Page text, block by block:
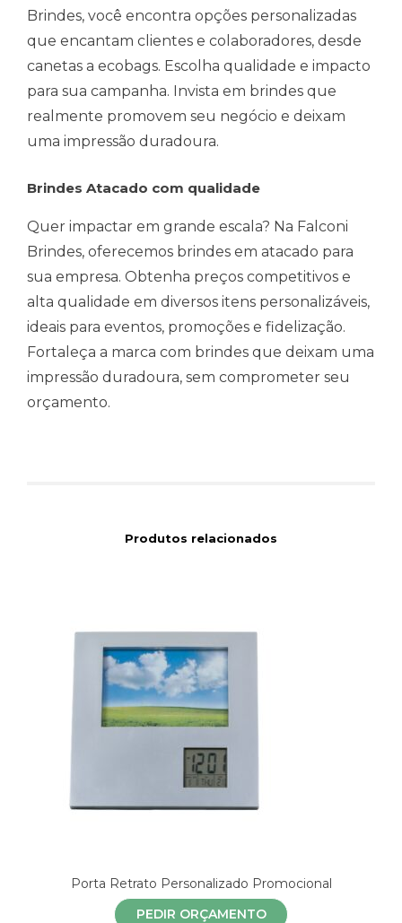
Brindes, você encontra opções personalizadas
que encantam clientes e colaboradores, desde
canetas a ecobags. Escolha qualidade e impacto
para sua campanha. Invista em brindes que
realmente promovem seu negócio e deixam
uma impressão duradoura.
Brindes Atacado com qualidade
Quer impactar em grande escala? Na Falconi
Brindes, oferecemos brindes em atacado para
sua empresa. Obtenha preços competitivos e
alta qualidade em diversos itens personalizáveis,
ideais para eventos, promoções e fidelização.
Fortaleça a marca com brindes que deixam uma
impressão duradoura, sem comprometer seu
orçamento.
Produtos relacionados
Porta Retrato Personalizado Promocional
PEDIR ORÇAMENTO